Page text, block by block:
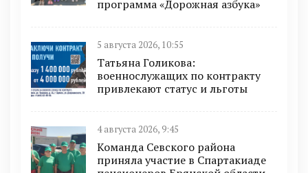
программа «Дорожная азбука»
5 августа 2026, 10:55
Татьяна Голикова:
военнослужащих по контракту
привлекают статус и льготы
4 августа 2026, 9:45
Команда Севского района
приняла участие в Спартакиаде